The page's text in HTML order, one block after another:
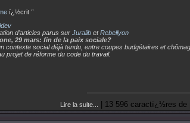
ï¿½crit "
d'articles parus surJuralibetRebellyon
29 mars: fin de la paix sociale?
contexte social déjà tendu, entre coupes budgétaires et
projet de réforme du code du travail.
Lire la suite... | 13 596 caractï¿½res de